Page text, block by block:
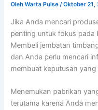
OlehWarta Pulse/Oktober 21,
Jika Anda mencari
penting untuk fokus pada
Membeli jembatan
dan Anda perlu mencari
membuat keputusan yang
Menemukan pabrikan
terutama karena Anda